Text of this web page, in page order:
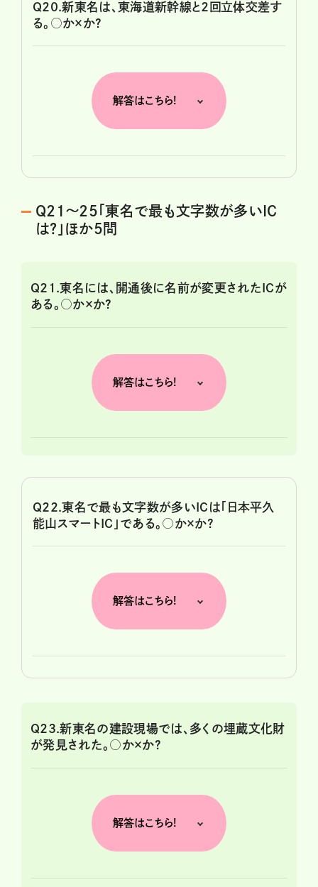
Q20.新東名は、東海道新幹線と２回立体交差す
る。○か×か?
解答はこちら!
Q21～25「東名で最も文字数が多いIC
は?」ほか5問
Q21.東名には、開通後に名前が変更されたICが
ある。○か×か?
解答はこちら!
Q22.東名で最も文字数が多いICは「日本平久
能山スマートIC」である。○か×か?
解答はこちら!
Q23.新東名の建設現場では、多くの埋蔵文化財
が発見された。○か×か?
解答はこちら!